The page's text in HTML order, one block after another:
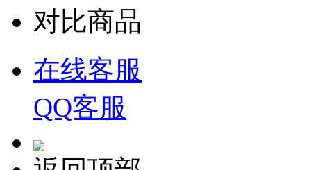
对比商品
在线客服
QQ客服